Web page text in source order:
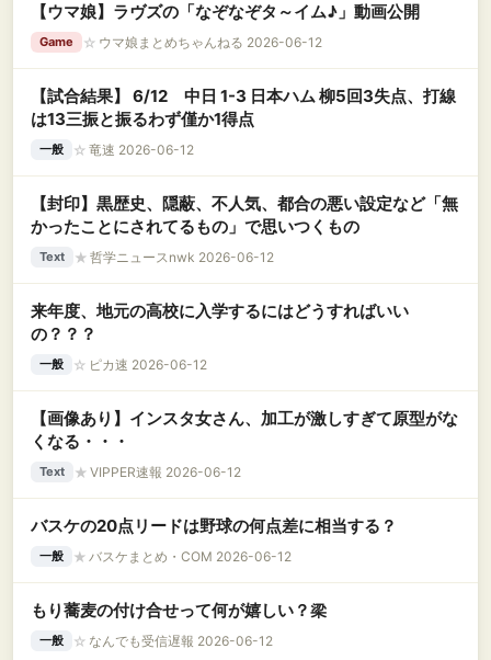
【ウマ娘】ラヴズの「なぞなぞタ～イム♪」動画公開
Game ☆ ウマ娘まとめちゃんねる 2026-06-12
【試合結果】 6/12 中日 1-3 日本ハム 柳5回3失点、打線
は13三振と振るわず僅か1得点
一般 ☆ 竜速 2026-06-12
【封印】黒歴史、隠蔽、不人気、都合の悪い設定など「無
かったことにされてるもの」で思いつくもの
Text ★ 哲学ニュースnwk 2026-06-12
来年度、地元の高校に入学するにはどうすればいい
の？？？
一般 ☆ ピカ速 2026-06-12
【画像あり】インスタ女さん、加工が激しすぎて原型がな
くなる・・・
Text ★ VIPPER速報 2026-06-12
バスケの20点リードは野球の何点差に相当する？
一般 ★ バスケまとめ・COM 2026-06-12
もり蕎麦の付け合せって何が嬉しい？梁
一般 ☆ なんでも受信遅報 2026-06-12